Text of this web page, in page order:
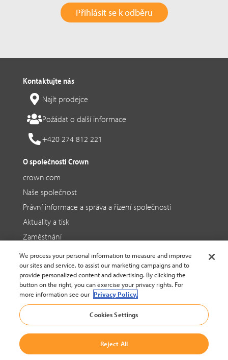
Přihlásit se k odběru
Kontaktujte nás
Najít prodejce
Požádat o další informace
+420 274 812 221
O společnosti Crown
crown.com
Naše společnost
Právní informace a správa a řízení společnosti
Aktuality a tisk
Zaměstnání
Sociální média
LinkedIn
YouTube
© 2002-2026 Crown Equipment Corporation |
Imprint / Právní informace
We process your personal information to measure and improve
our sites and service, to assist our marketing campaigns and to
provide personalized content and advertising. By clicking the
button on the right, you can exercise your privacy rights. For
more information see our Privacy Policy.
Cookies Settings
Reject All